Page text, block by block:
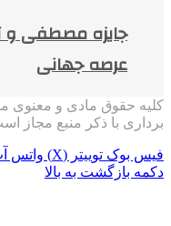
جایزه مصطفی و
عرصه جهانی
کلیه حقوق مادی و معنوی
برداری با ذکر منبع مجاز
فیس بوک توییتر (X) واتس
دکمه بازگشت به بالا